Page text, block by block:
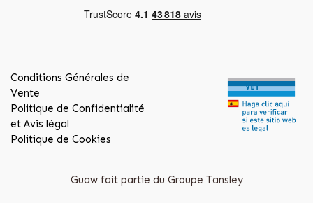
Conditions Générales de
Vente
Politique de Confidentialité
et Avis légal
Politique de Cookies
Guaw fait partie du Groupe Tansley